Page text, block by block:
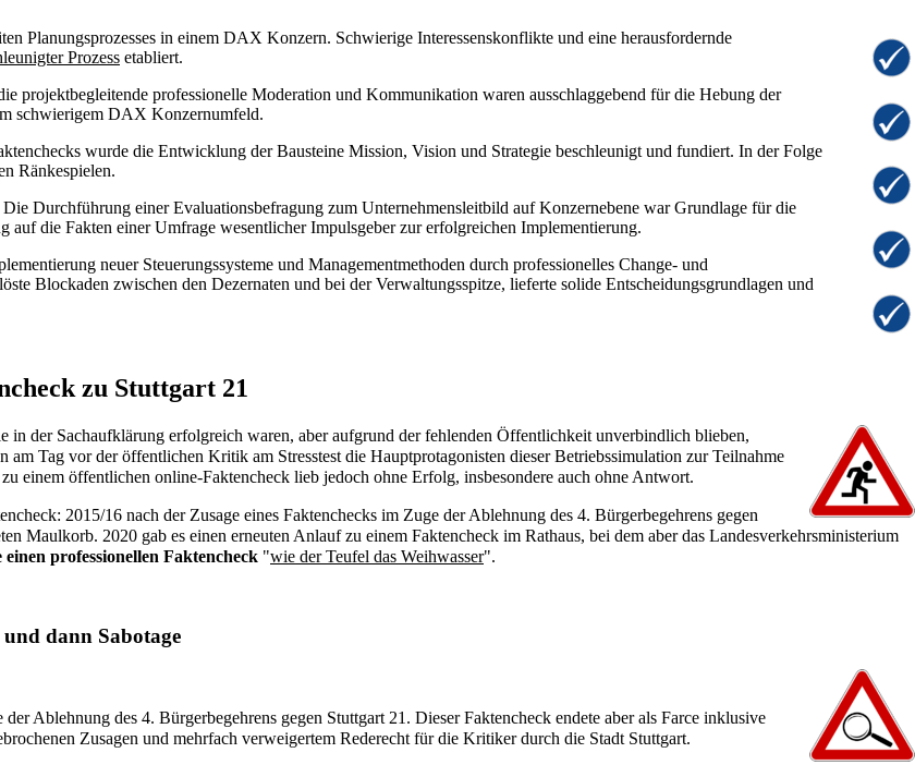
Planungsprozesses in einem DAX Konzern. Schwierige Interessenskonflikte und eine herausfordernde
Prozess etabliert.
projektbegleitende professionelle Moderation und Kommunikation waren ausschlaggebend für die Hebung der
schwierigem DAX Konzernumfeld.
wurde die Entwicklung der Bausteine Mission, Vision und Strategie beschleunigt und fundiert. In der Folge
Ränkespielen.
Die Durchführung einer Evaluationsbefragung zum Unternehmensleitbild auf Konzernebene war Grundlage für die
die Fakten einer Umfrage wesentlicher Impulsgeber zur erfolgreichen Implementierung.
neuer Steuerungssysteme und Managementmethoden durch professionelles Change- und
Blockaden zwischen den Dezernaten und bei der Verwaltungsspitze, lieferte solide Entscheidungsgrundlagen und
zu Stuttgart 21
in der Sachaufklärung erfolgreich waren, aber aufgrund der fehlenden Öffentlichkeit unverbindlich blieben,
am Tag vor deröffentlichen Kritik am Stresstest die Hauptprotagonisten dieser Betriebssimulation zur Teilnahme
einem öffentlichen online-Faktencheck lieb jedoch ohne Erfolg, insbesondere auch ohne Antwort.
2015/16 nach der Zusage eines Faktenchecks im Zuge der Ablehnung des 4. Bürgerbegehrens gegen
Maulkorb. 2020 gab es einen erneuten Anlaufzu einem Faktencheck im Rathaus, bei dem aber das Landesverkehrsministerium
professionellen Faktencheck "wie der Teufel das Weihwasser".
dann Sabotage
der Ablehnung des 4. Bürgerbegehrens gegen Stuttgart 21. Dieser Faktencheck endete aber als Farce inklusive
Zusagen und mehrfach verweigertem Rederecht für die Kritiker durch die Stadt Stuttgart.